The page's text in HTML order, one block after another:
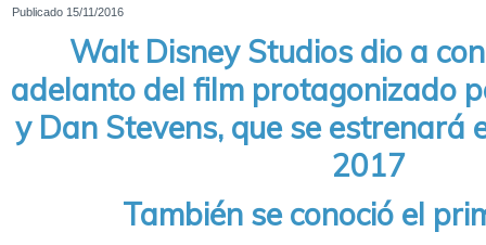
Publicado 15/11/2016
Walt Disney Studios dio a
adelanto del film protagonizado
y Dan Stevens, que se estrenará
2017
También se conoció el